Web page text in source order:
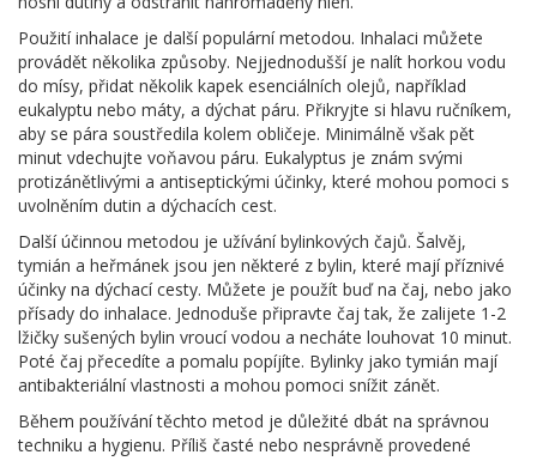
Použití inhalace je další populární metodou. Inhalaci můžete
provádět několika způsoby. Nejjednodušší je nalít horkou vodu
do mísy, přidat několik kapek esenciálních olejů, například
eukalyptu nebo máty, a dýchat páru. Přikryjte si hlavu ručníkem,
aby se pára soustředila kolem obličeje. Minimálně však pět
minut vdechujte voňavou páru. Eukalyptus je znám svými
protizánětlivými a antiseptickými účinky, které mohou pomoci s
uvolněním dutin a dýchacích cest.
Další účinnou metodou je užívání bylinkových čajů. Šalvěj,
tymián a heřmánek jsou jen některé z bylin, které mají příznivé
účinky na dýchací cesty. Můžete je použít buď na čaj, nebo jako
přísady do inhalace. Jednoduše připravte čaj tak, že zalijete 1-2
lžičky sušených bylin vroucí vodou a necháte louhovat 10 minut.
Poté čaj přecedíte a pomalu popíjíte. Bylinky jako tymián mají
antibakteriální vlastnosti a mohou pomoci snížit zánět.
Během používání těchto metod je důležité dbát na správnou
techniku a hygienu. Příliš časté nebo nesprávně provedené